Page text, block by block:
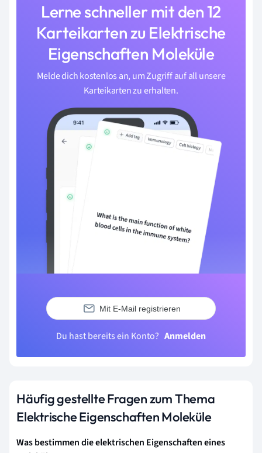
Lerne schneller mit den 12
Karteikarten zu Elektrische
Eigenschaften Moleküle
Melde dich kostenlos an, um Zugriff auf all unsere
Karteikarten zu erhalten.
Mit E-Mail registrieren
Du hast bereits ein Konto? Anmelden
Häufig gestellte Fragen zum Thema
Elektrische Eigenschaften Moleküle
Was bestimmen die elektrischen Eigenschaften eines